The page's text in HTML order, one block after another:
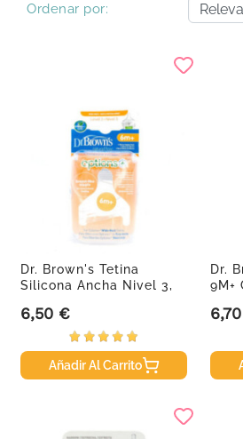
Ordenar por:
Dr. Brown's Tetina
Silicona Ancha Nivel 3,
Precio
6,50 €
Añadir Al Carrito
Dr.
9M+